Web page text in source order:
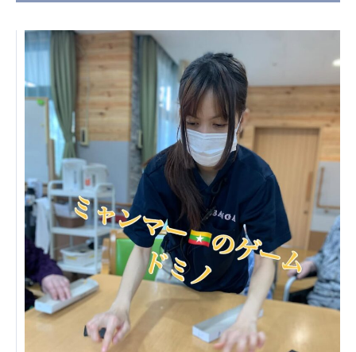
株式会社 爽やかな風沖縄
爽やかな風 中部エリア
爽やかな風 那覇エリア
鷹揚館
社会福祉法人 共生会
特別養護老人ホーム 共生の家
株式会社 アジアメデカ元気事業団
アジアメデカ元気事業団
株式会社 爽やかな風九州
爽やかな風九州
株式会社 七星
七星
社会福祉法人 福ふく
福ふく
株式会社 せきれい
せきれい
社会福祉法人 心の会